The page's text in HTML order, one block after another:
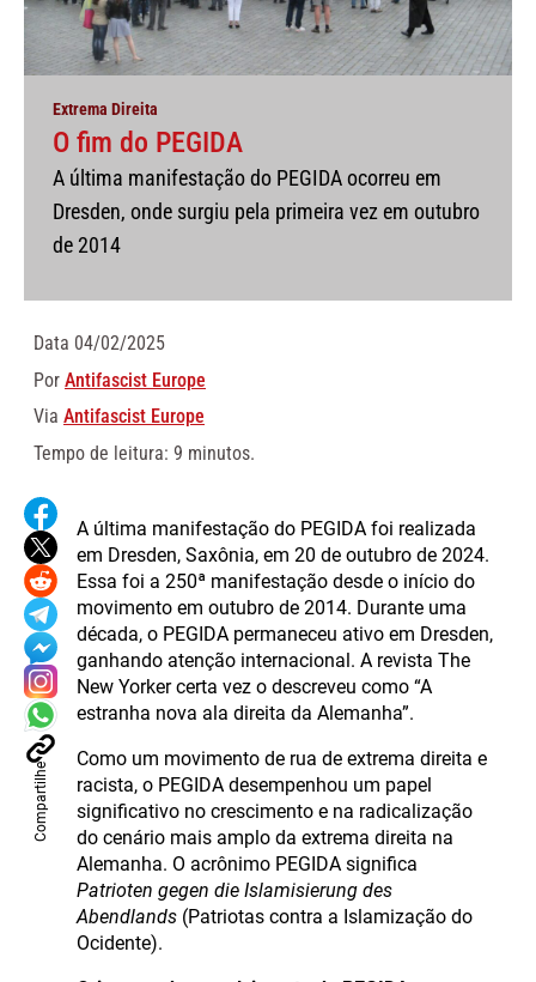
Extrema Direita
O fim do PEGIDA
A última manifestação do PEGIDA ocorreu em
Dresden, onde surgiu pela primeira vez em outubro
de 2014
Data 04/02/2025
Por Antifascist Europe
Via Antifascist Europe
Tempo de leitura: 9 minutos.
Compartilhe
A última manifestação do PEGIDA foi realizada
em Dresden, Saxônia, em 20 de outubro de 2024.
Essa foi a 250ª manifestação desde o início do
movimento em outubro de 2014. Durante uma
década, o PEGIDA permaneceu ativo em Dresden,
ganhando atenção internacional. A revista The
New Yorker certa vez o descreveu como “A
estranha nova ala direita da Alemanha”.
Como um movimento de rua de extrema direita e
racista, o PEGIDA desempenhou um papel
significativo no crescimento e na radicalização
do cenário mais amplo da extrema direita na
Alemanha. O acrônimo PEGIDA significa
Patrioten gegen die Islamisierung des
Abendlands (Patriotas contra a Islamização do
Ocidente).